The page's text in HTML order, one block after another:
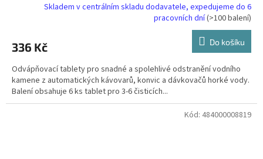
Skladem v centrálním skladu dodavatele, expedujeme do 6
pracovních dní(>100 balení)
336 Kč Do košíku
Odvápňovací tablety pro snadné a spolehlivé odstranění vodního
kamene z automatických kávovarů, konvic a dávkovačů horké vody.
Balení obsahuje 6 ks tablet pro 3-6 čisticích...
Kód: 484000008819